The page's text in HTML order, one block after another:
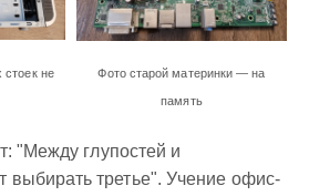
стоек не Фото старой материнки — на
память
"Между глупостей и
выбирать третье". Учение офис-